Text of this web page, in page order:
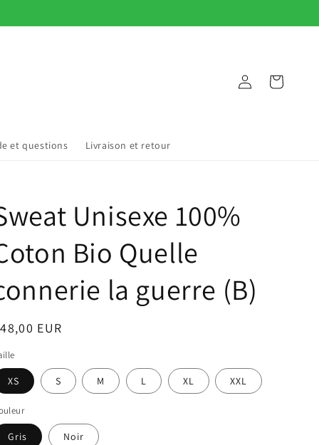
et questions Livraison et retour
Connexion Panier
Unisexe 100%
Bio Quelle
la guerre (B)
EUR
XS S M L XL XXL
Gris Noir